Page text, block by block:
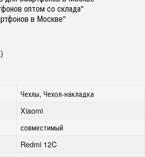
оптом со склада"
в Москве"
Чехлы, Чехол-накладка
Xiaomi
совместимый
Redmi 12C